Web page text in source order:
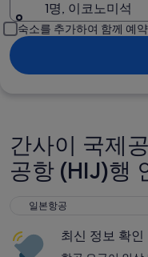
1명, 이코노미석
숙소를 추가하여 함께 예
간사이 국제
공항 (HIJ)행
일본항공
일본항공
최신 정보 확인